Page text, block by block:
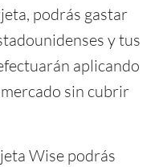
podrás gastar
y tus
aplicando
sin cubrir
Wise podrás